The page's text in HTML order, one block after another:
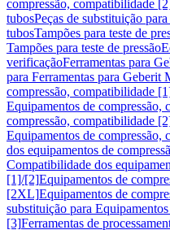
compressão, compatibilidade
tubosPeças de substituição
tubosTampões para teste de
Tampões para teste de pressão
verificaçãoFerramentas para
para Ferramentas para Geberit
compressão, compatibilidade
Equipamentos de compressão,
compressão, compatibilidade
Equipamentos de compressão,
dos equipamentos de
Compatibilidade dos
[1]/[2]Equipamentos de
[2XL]Equipamentos de
substituição para
[3]Ferramentas de